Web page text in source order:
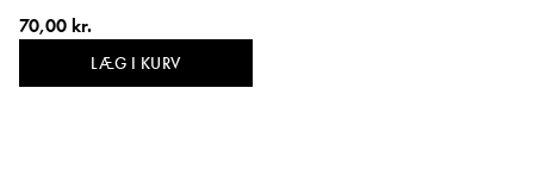
Sverige og anbefales af
Riksantikvarieämbetet. Størrelse:
70,00 kr.
LÆG I KURV